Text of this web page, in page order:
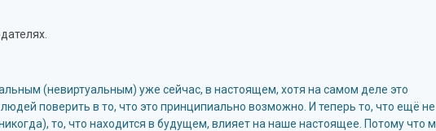
(невиртуальным) уже сейчас, в настоящем, хотя на самом деле это
поверить в то, что это принципиально возможно. И теперь то, что ещё не
то, что находится в будущем, влияет на наше настоящее. Потому что